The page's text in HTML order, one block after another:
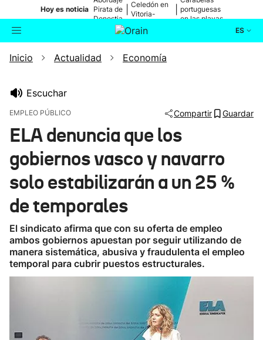
Hoy es noticia Pirata de
Donostia
Celedón en
Vitoria-
portuguesas
en las playas
ES
Buscador Actualidad
Ikusmiran
Eguraldia
Inicio Actualidad Economía
Escuchar
EMPLEO PÚBLICO Compartir Guardar
ELA denuncia que los
gobiernos vasco y navarro
solo estabilizarán a un 25 %
de temporales
El sindicato afirma que con su oferta de empleo
ambos gobiernos apuestan por seguir utilizando de
manera sistemática, abusiva y fraudulenta el empleo
temporal para cubrir puestos estructurales.